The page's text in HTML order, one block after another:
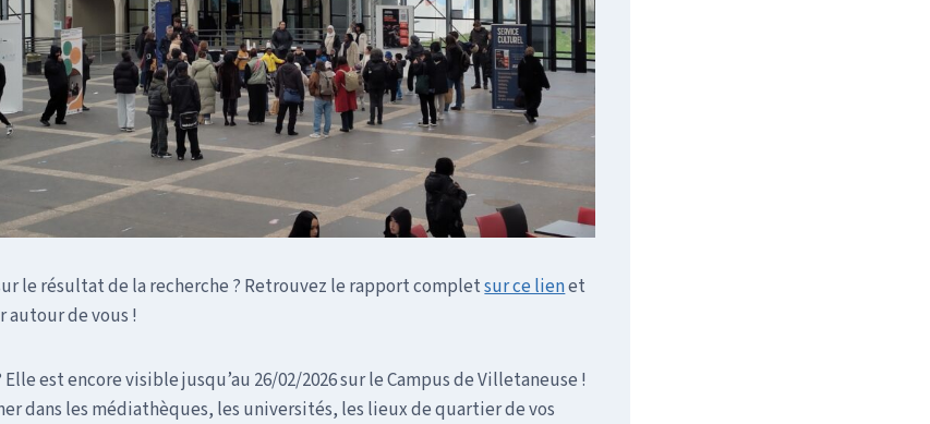
le résultat de la recherche ? Retrouvez le rapport completsur ce lienet
autour de vous !
est encore visible jusqu’au 26/02/2026 sur le Campus de Villetaneuse !
dans les médiathèques, les universités, les lieux de quartier de vos